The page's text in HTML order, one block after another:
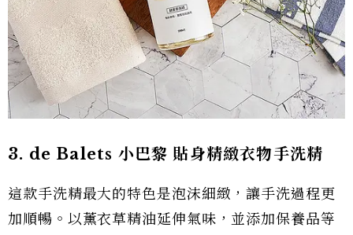
3. de Balets 小巴黎 貼身精緻衣物手洗精
這款手洗精最大的特色是泡沫細緻，讓手洗過程更
加順暢。以薰衣草精油延伸氣味，並添加保養品等